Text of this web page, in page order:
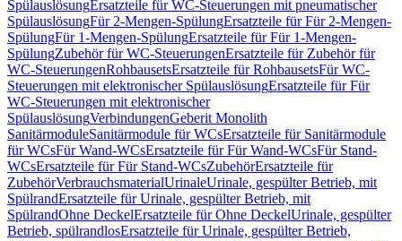
SpülauslösungErsatzteile für WC-Steuerungen mit pneumatischer
SpülauslösungFür 2-Mengen-SpülungErsatzteile für Für 2-Mengen-
SpülungFür 1-Mengen-SpülungErsatzteile für Für 1-Mengen-
SpülungZubehör für WC-SteuerungenErsatzteile für Zubehör für
WC-SteuerungenRohbausetsErsatzteile für RohbausetsFür WC-
Steuerungen mit elektronischer SpülauslösungErsatzteile für Für
WC-Steuerungen mit elektronischer
SpülauslösungVerbindungenGeberit Monolith
SanitärmoduleSanitärmodule für WCsErsatzteile für Sanitärmodule
für WCsFür Wand-WCsErsatzteile für Für Wand-WCsFür Stand-
WCsErsatzteile für Für Stand-WCsZubehörErsatzteile für
ZubehörVerbrauchsmaterialUrinaleUrinale, gespülter Betrieb, mit
SpülrandErsatzteile für Urinale, gespülter Betrieb, mit
SpülrandOhne DeckelErsatzteile für Ohne DeckelUrinale, gespülter
Betrieb, spülrandlosErsatzteile für Urinale, gespülter Betrieb,